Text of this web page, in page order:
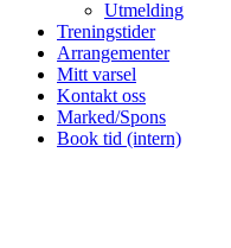
Utmelding
Treningstider
Arrangementer
Mitt varsel
Kontakt oss
Marked/Spons
Book tid (intern)